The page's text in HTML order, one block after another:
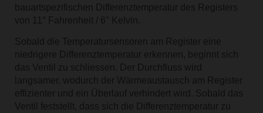
bauartspezifischen Differenztemperatur des Registers
von 11° Fahrenheit / 6° Kelvin.
Sobald die Temperatursensoren am Register eine
niedrigere Differenztemperatur erkennen, beginnt sich
das Ventil zu schliessen. Der Durchfluss wird
langsamer, wodurch der Wärmeaustausch am Register
effizienter und ein Überlauf verhindert wird. Sobald das
Ventil feststellt, dass sich die Differenztemperatur zu